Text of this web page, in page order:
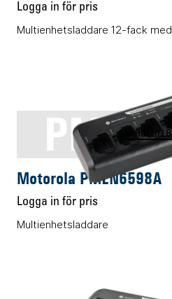
Logga in för pris
Multienhetsladdare 12-fack
Motorola PMLN6598A
Logga in för pris
Multienhetsladdare